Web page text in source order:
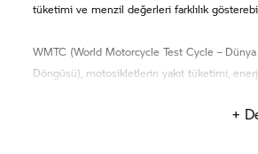
tüketimi ve menzil değerleri farklılık
WMTC (World Motorcycle Test Cycle –
Döngüsü), motosikletlerin yakıt tüketimi,
standartlaştırılmış sürüş koşulları altında+